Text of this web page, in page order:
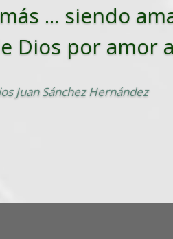
... siendo
Dios por amor
Juan Sánchez Hernández